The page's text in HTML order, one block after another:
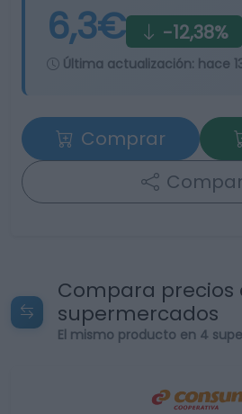
6,3€ -12,38%
Última actualización: hace
Comprar
Compara precios
supermercados
El mismo producto en 4